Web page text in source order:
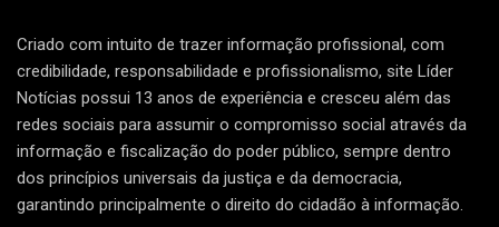
Criado com intuito de trazer informação profissional, com
credibilidade, responsabilidade e profissionalismo, site Líder
Notícias possui 13 anos de experiência e cresceu além das
redes sociais para assumir o compromisso social através da
informação e fiscalização do poder público, sempre dentro
dos princípios universais da justiça e da democracia,
garantindo principalmente o direito do cidadão à informação.